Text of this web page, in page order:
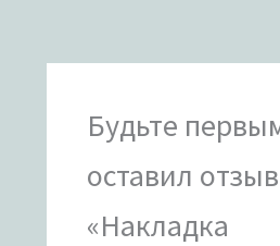
Будьте
оставил
«Накладка